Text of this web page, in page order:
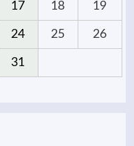
17 18 19
24 25 26
31